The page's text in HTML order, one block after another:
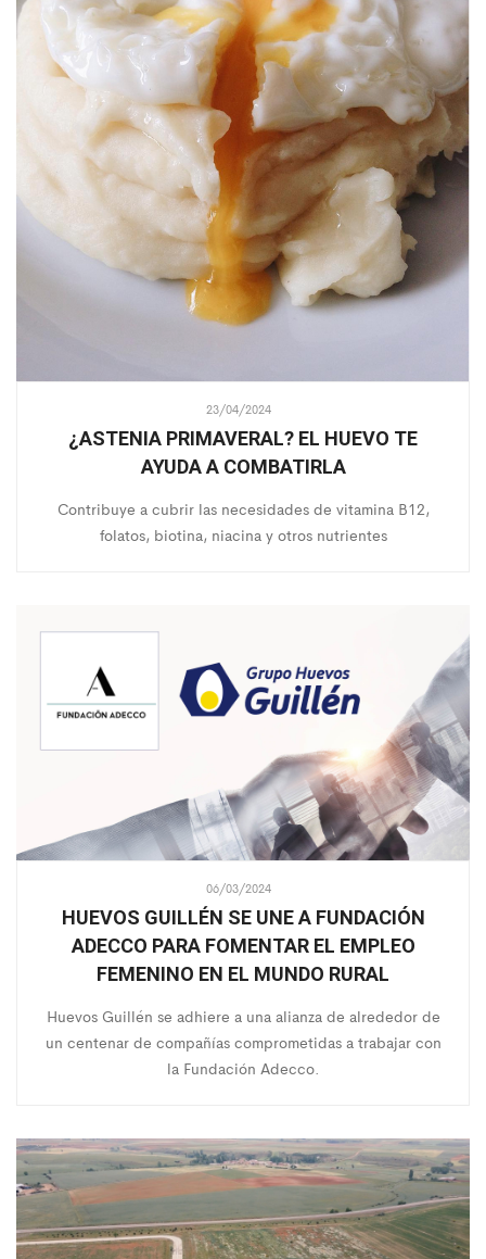
23/04/2024
¿ASTENIA PRIMAVERAL? EL HUEVO TE
AYUDA A COMBATIRLA
Contribuye a cubrir las necesidades de vitamina B12,
folatos, biotina, niacina y otros nutrientes
06/03/2024
HUEVOS GUILLÉN SE UNE A FUNDACIÓN
ADECCO PARA FOMENTAR EL EMPLEO
FEMENINO EN EL MUNDO RURAL
Huevos Guillén se adhiere a una alianza de alrededor de
un centenar de compañías comprometidas a trabajar con
la Fundación Adecco.